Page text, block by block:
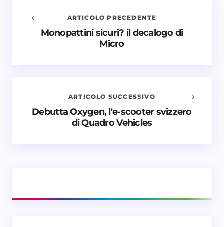
Avvisami quando vengono aggiunti nuovi
ARTICOLO PRECEDENTE
Monopattini sicuri? il decalogo di
Micro
ARTICOLO SUCCESSIVO
Debutta Oxygen, l'e-scooter svizzero
di Quadro Vehicles